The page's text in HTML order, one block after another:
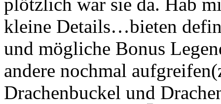
plötzlich war sie da. Hab
kleine Details…bieten
und mögliche Bonus
andere nochmal
Drachenbuckel und